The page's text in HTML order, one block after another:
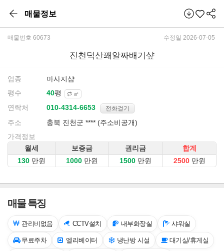
매물정보
매물번호 60673 수정일 2026-07-05
진천덕산꽤알짜배기샾
업종
마사지샵
평수
평 ㎡
연락처 전화걸기
주소
충북 진천군 **** (주소비공개)
가격정보
월세
보증금 권리금
합계
만원
만원 만원 만원
매물 특징
관리비없음 CCTV설치 내부화장실 샤워실
무료주차 엘리베이터 냉난방 시설 대기실/휴게실